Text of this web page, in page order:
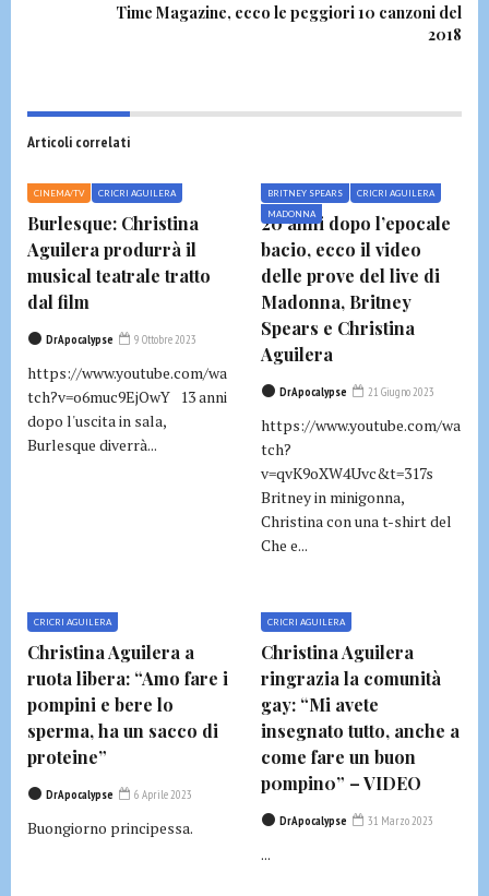
Time Magazine, ecco le peggiori 10 canzoni del
2018
Articoli correlati
CINEMA/TV CRICRI AGUILERA
Burlesque: Christina
Aguilera produrrà il
musical teatrale tratto
dal film
DrApocalypse 9 Ottobre 2023
https://www.youtube.com/wa
tch?v=o6muc9EjOwY 13 anni
dopo l'uscita in sala,
Burlesque diverrà...
BRITNEY SPEARS
CRICRI AGUILERA
MADONNA
20 anni dopo l’epocale
bacio, ecco il video
delle prove del live di
Madonna, Britney
Spears e Christina
Aguilera
DrApocalypse 21 Giugno 2023
https://www.youtube.com/wa
tch?
v=qvK9oXW4Uvc&t=317s
Britney in minigonna,
Christina con una t-shirt del
Che e...
CRICRI AGUILERA
Christina Aguilera a
ruota libera: “Amo fare i
p0mpini e bere lo
sperma, ha un sacco di
proteine”
DrApocalypse 6 Aprile 2023
Buongiorno principessa.
CRICRI AGUILERA
Christina Aguilera
ringrazia la comunità
gay: “Mi avete
insegnato tutto, anche a
come fare un buon
p0mpin0” – VIDEO
DrApocalypse 31 Marzo 2023
...